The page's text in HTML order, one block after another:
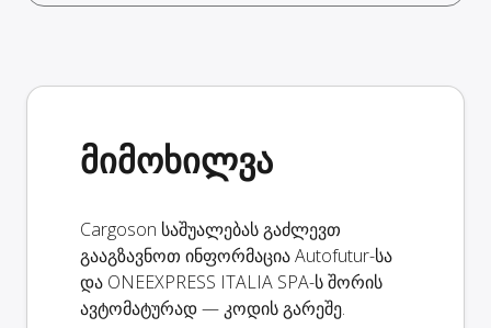
მიმოხილვა
Cargoson საშუალებას გაძლევთ
გააგზავნოთ ინფორმაცია Autofutur-სა
და ONEEXPRESS ITALIA SPA-ს შორის
ავტომატურად — კოდის გარეშე.